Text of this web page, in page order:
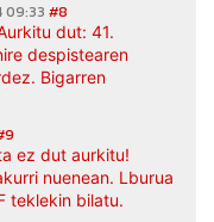
#8
dut: 41.
despistearen
Bigarren
ez dut aurkitu!
nuenean. Lburua
teklekin bilatu.